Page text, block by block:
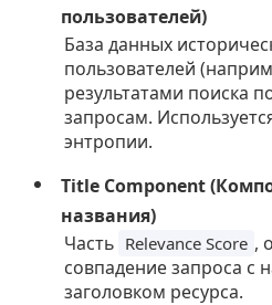
пользователей)
База данных
пользователей
результатами поиска
запросам.
энтропии.
Title Component
названия)
Часть Relevance Score ,
совпадение запроса с
заголовком ресурса.